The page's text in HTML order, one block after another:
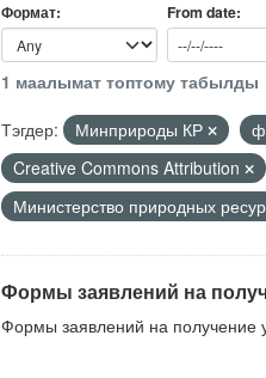
Формат From date
1 маалымат топтому табылды
Тэгдер:
Минприроды КР
Creative Commons Attribution
Министерство природных
Формы заявлений на
Формы заявлений на